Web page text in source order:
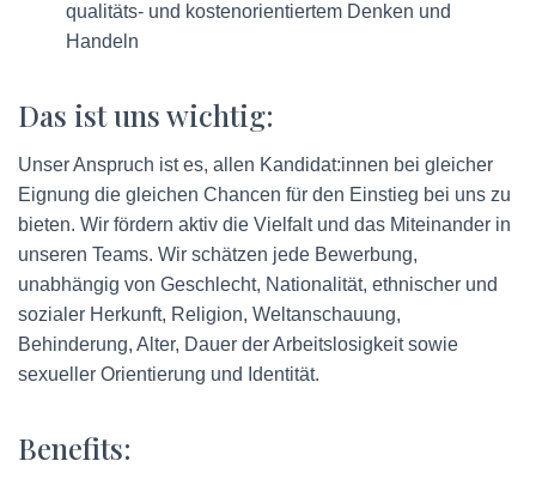
qualitäts- und kostenorientiertem Denken und
Handeln
Das ist uns wichtig:
Unser Anspruch ist es, allen Kandidat:innen bei gleicher
Eignung die gleichen Chancen für den Einstieg bei uns zu
bieten. Wir fördern aktiv die Vielfalt und das Miteinander in
unseren Teams. Wir schätzen jede Bewerbung,
unabhängig von Geschlecht, Nationalität, ethnischer und
sozialer Herkunft, Religion, Weltanschauung,
Behinderung, Alter, Dauer der Arbeitslosigkeit sowie
sexueller Orientierung und Identität.
Benefits: